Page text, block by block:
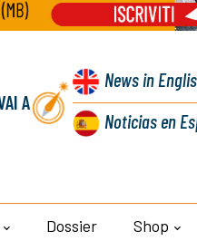
A
Newsin
Noticiasen
Dossier Shop